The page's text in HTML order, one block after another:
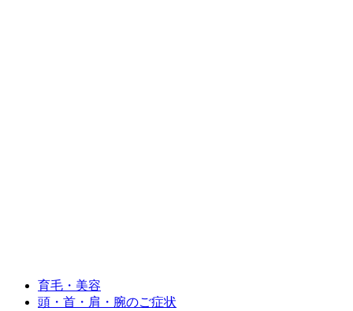
育毛・美容
頭・首・肩・腕のご症状